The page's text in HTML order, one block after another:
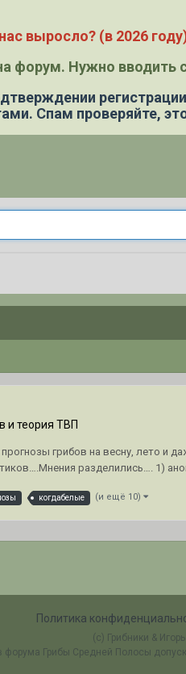
выросло? (в 2026
форум. Нужно вводить
Спам проверяйте,
и теория ТВП
грибов на весну, лето и
разделились…. 1)
когдабелые (и ещё 10)
Политика
(c) Грибники &
форума Грибы Средней Полосы